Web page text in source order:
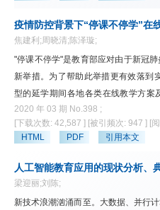
构主义、情境认知理论对深度学习的
认知理论对深度学习引导与调节的理论
疫情防控背景下“停课不停学”在
焦建利;周晓清;陈泽璇;
"停课不停学"是教育部应对由于新冠
新举措。为了帮助此举措更有效落到
型的延学期间各地各类在线教学方案
结,归纳了网络在线课程、网络直播教
四种典型"停课不停学"的在线教学形式
学生、家长等实践主体提出了针对性
学献言献策,为国内大中小学快速部署
2020 年 03 期 No.398 ;
[下载次数: 42,587 ] [被引频次: 947 ] [
HTML
PDF 引用本文
人工智能教育应用的现状分析、
梁迎丽;刘陈;
新技术浪潮汹涌而至。大数据、并行